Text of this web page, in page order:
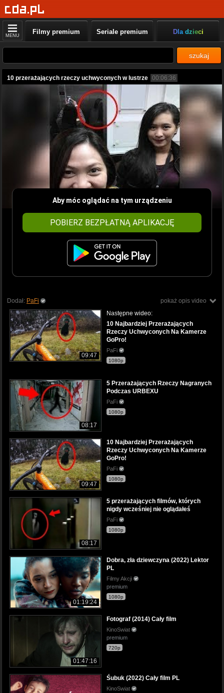
MENU Filmy premium Seriale premium Dla dzieci
szukaj
10 przerażających rzeczy uchwyconych w lustrze 00:06:36
Aby móc oglądać na tym urządzeniu
POBIERZ BEZPŁATNĄ APLIKACJĘ
pokaż opis video
Dodał: PaFi
09:47
Następne wideo:
10 Najbardziej Przerażających
Rzeczy Uchwyconych Na Kamerze
GoPro!
PaFi
1080p
08:17
5 Przerażających Rzeczy Nagranych
Podczas URBEXU
PaFi
1080p
09:47
10 Najbardziej Przerażających
Rzeczy Uchwyconych Na Kamerze
GoPro!
PaFi
1080p
08:17
5 przerażających filmów, których
nigdy wcześniej nie oglądałeś
PaFi
1080p
01:19:24
Dobra, zła dziewczyna (2022) Lektor
PL
Filmy Akcji
premium
1080p
01:47:16
Fotograf (2014) Cały film
KinoSwiat
premium
720p
Śubuk (2022) Cały film PL
KinoSwiat